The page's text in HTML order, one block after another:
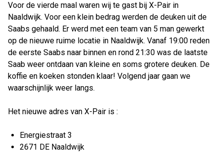
Voor de vierde maal waren wij te gast bij X-Pair in
Naaldwijk. Voor een klein bedrag werden de deuken uit de
Saabs gehaald. Er werd met een team van 5 man gewerkt
op de nieuwe ruime locatie in Naaldwijk. Vanaf 19:00 reden
de eerste Saabs naar binnen en rond 21:30 was de laatste
Saab weer ontdaan van kleine en soms grotere deuken. De
koffie en koeken stonden klaar! Volgend jaar gaan we
waarschijnlijk weer langs.
Het nieuwe adres van X-Pair is :
Energiestraat 3
2671 DE Naaldwijk